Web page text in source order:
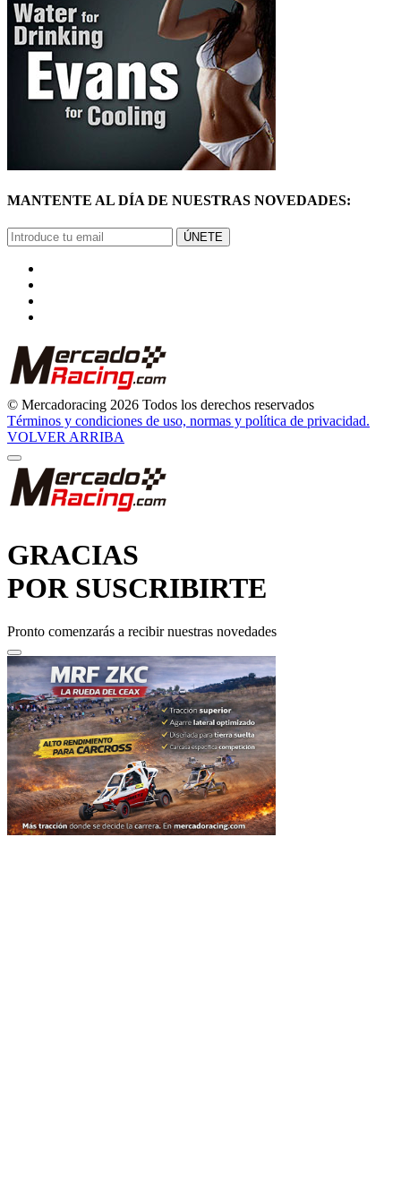
© Mercadoracing 2026 Todos los derechos reservados
Términos y condiciones de uso, normas y política de privacidad.
VOLVER ARRIBA
POR SUSCRIBIRTE